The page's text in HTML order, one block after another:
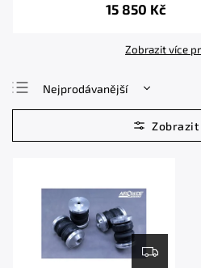
15 850 Kč
Zobrazit více
Nejprodávanější
Nejlevnější
Nejdražší